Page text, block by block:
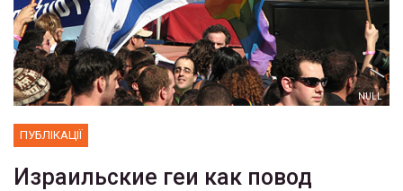
NULL
ПУБЛІКАЦІЇ
Израильские геи как повод